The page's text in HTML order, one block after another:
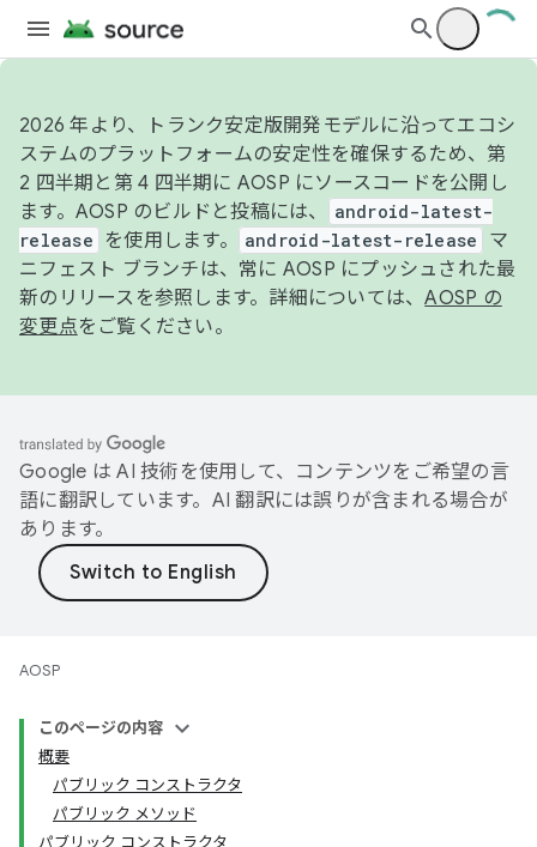
2026 年より、トランク安定版開発モデルに沿ってエコシ
ステムのプラットフォームの安定性を確保するため、第
2 四半期と第 4 四半期に AOSP にソースコードを公開し
ます。AOSP のビルドと投稿には、
android-latest-
release
を使用します。 android-latest-release
マ
ニフェスト ブランチは、常に AOSP にプッシュされた最
新のリリースを参照します。詳細については、AOSP の
変更点をご覧ください。
Google は AI 技術を使用して、コンテンツをご希望の言
語に翻訳しています。AI 翻訳には誤りが含まれる場合が
あります。
AOSP
このページの内容
概要
パブリック コンストラクタ
パブリック メソッド
パブリック コンストラクタ